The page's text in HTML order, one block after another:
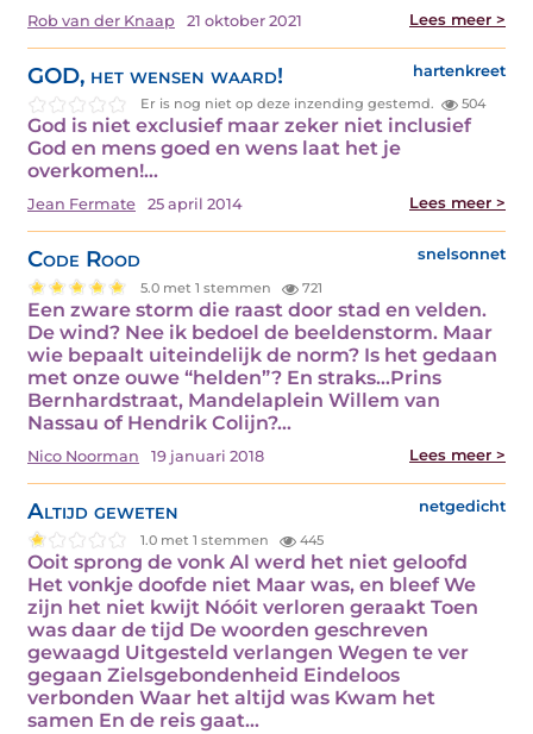
Rob van der Knaap 21 oktober 2021 Lees meer >
GOD, het wensen waard! hartenkreet
Er is nog niet op deze inzending gestemd. 504
God is niet exclusief maar zeker niet inclusief
God en mens goed en wens laat het je
overkomen!…
Jean Fermate 25 april 2014 Lees meer >
Code Rood snelsonnet
5.0 met 1 stemmen 721
Een zware storm die raast door stad en velden.
De wind? Nee ik bedoel de beeldenstorm. Maar
wie bepaalt uiteindelijk de norm? Is het gedaan
met onze ouwe “helden”? En straks...Prins
Bernhardstraat, Mandelaplein Willem van
Nassau of Hendrik Colijn?…
Nico Noorman 19 januari 2018 Lees meer >
Altijd geweten netgedicht
1.0 met 1 stemmen 445
Ooit sprong de vonk Al werd het niet geloofd
Het vonkje doofde niet Maar was, en bleef We
zijn het niet kwijt Nóóit verloren geraakt Toen
was daar de tijd De woorden geschreven
gewaagd Uitgesteld verlangen Wegen te ver
gegaan Zielsgebondenheid Eindeloos
verbonden Waar het altijd was Kwam het
samen En de reis gaat…